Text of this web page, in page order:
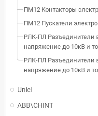
ПМ12 Контакторы
ПМ12 Пускатели
РЛК-ПЛ Разъединители
напряжение до 10кВ и
РЛК-ПЛ Разъединители
напряжение до 10кВ и
Uniel
ABB\CHINT